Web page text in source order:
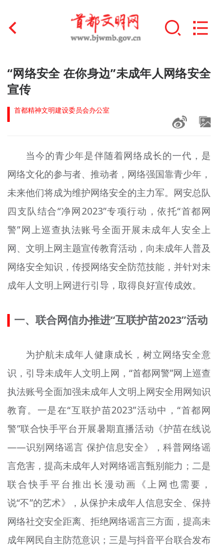
首页
文明创建
文明实践
未成年人思想道德建设
榜样人物
+
身边好人
文明评论
北京宣传文化引导基金
资料库
+
“网络安全 在你身边”未成年人网络安全
宣传
首都精神文明建设委员会办公室
当今的青少年是伴随着网络成长的一代，是
网络文化的参与者、推动者，网络强国靠青少年，
未来他们将成为维护网络安全的主力军。网安总队
四支队结合“净网2023”专项行动，依托“首都网
警”网上巡查执法账号全面开展未成年人安全上
网、文明上网主题宣传教育活动，向未成年人普及
网络安全知识，传授网络安全防范技能，并针对未
成年人文明上网进行引导，取得良好宣传成效。
一、联合网信办推进“互联护苗2023”活动
为护航未成年人健康成长，树立网络安全意
识，引导未成年人文明上网，“首都网警”网上巡查
执法账号全面加强未成年人文明上网安全用网知识
教育。一是在“互联护苗2023”活动中，“首都网
警”联合快手平台开展暑期直播活动《护苗在线说
——识别网络谣言 保护信息安全》，科普网络谣
言危害，提高未成年人对网络谣言甄别能力；二是
联合快手平台推出长漫动画《上网也需要，
说“不”的艺术》，从保护未成年人信息安全、保持
网络社交安全距离、拒绝网络谣言三方面，提高未
成年网民自主防范意识；三是与抖音平台联合发布